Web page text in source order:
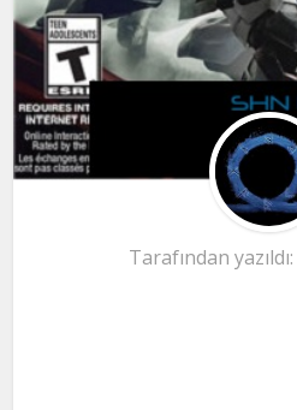
Tarafından yazıldı: